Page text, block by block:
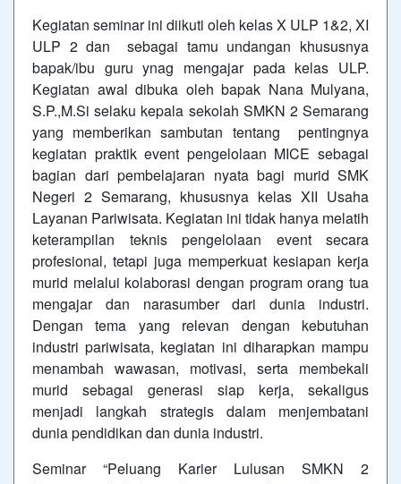
Kegiatan seminar ini diikuti oleh kelas X ULP 1&2, XI
ULP 2 dan sebagai tamu undangan khususnya
bapak/ibu guru ynag mengajar pada kelas ULP.
Kegiatan awal dibuka oleh bapak Nana Mulyana,
S.P.,M.Si selaku kepala sekolah SMKN 2 Semarang
yang memberikan sambutan tentang pentingnya
kegiatan praktik event pengelolaan MICE sebagai
bagian dari pembelajaran nyata bagi murid SMK
Negeri 2 Semarang, khususnya kelas XII Usaha
Layanan Pariwisata. Kegiatan ini tidak hanya melatih
keterampilan teknis pengelolaan event secara
profesional, tetapi juga memperkuat kesiapan kerja
murid melalui kolaborasi dengan program orang tua
mengajar dan narasumber dari dunia industri.
Dengan tema yang relevan dengan kebutuhan
industri pariwisata, kegiatan ini diharapkan mampu
menambah wawasan, motivasi, serta membekali
murid sebagai generasi siap kerja, sekaligus
menjadi langkah strategis dalam menjembatani
dunia pendidikan dan dunia industri.
Seminar “Peluang Karier Lulusan SMKN 2